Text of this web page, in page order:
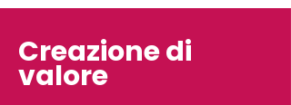
Creazione di
valore